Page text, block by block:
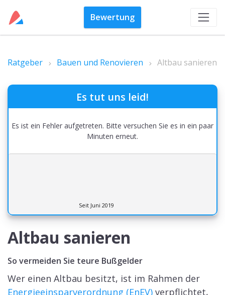
Bewertung
Ratgeber Bauen und Renovieren Altbau sanieren
Altbau sanieren
So vermeiden Sie teure Bußgelder
Wer einen Altbau besitzt, ist im Rahmen der
Energieeinsparverordnung (EnEV) verpflichtet,
Es tut uns leid!
Es ist ein Fehler aufgetreten. Bitte versuchen Sie es in ein paar
Minuten erneut.
Seit Juni 2019